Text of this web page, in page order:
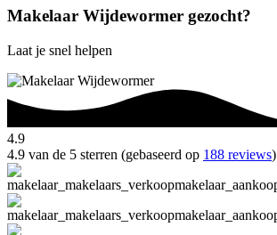
Makelaar Wijdewormer gezocht?
Laat je snel helpen
4.9
4.9 van de 5 sterren (gebaseerd op 188 reviews)